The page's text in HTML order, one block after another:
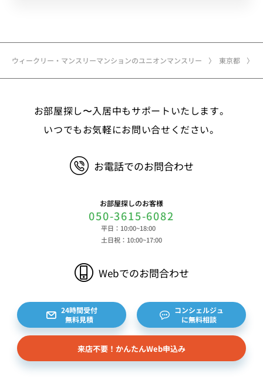
ウィークリー・マンスリーマンションのユニオンマンスリー 東京都
お部屋探し〜入居中もサポートいたします。
いつでもお気軽にお問い合せください。
お電話でのお問合わせ
お部屋探しのお客様
050-3615-6082
平日：10:00~18:00
土日祝：10:00~17:00
Webでのお問合わせ
24時間受付
無料見積
コンシェルジュ
に無料相談
来店不要！かんたんWeb申込み